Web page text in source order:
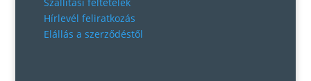
Hírlevél feliratkozás
Elállás a szerződéstől